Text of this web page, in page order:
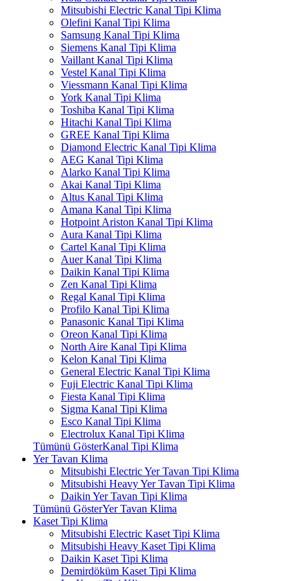
Mitsubishi Electric Kanal Tipi Klima
Olefini Kanal Tipi Klima
Samsung Kanal Tipi Klima
Siemens Kanal Tipi Klima
Vaillant Kanal Tipi Klima
Vestel Kanal Tipi Klima
Viessmann Kanal Tipi Klima
York Kanal Tipi Klima
Toshiba Kanal Tipi Klima
Hitachi Kanal Tipi Klima
GREE Kanal Tipi Klima
Diamond Electric Kanal Tipi Klima
AEG Kanal Tipi Klima
Alarko Kanal Tipi Klima
Akai Kanal Tipi Klima
Altus Kanal Tipi Klima
Amana Kanal Tipi Klima
Hotpoint Ariston Kanal Tipi Klima
Aura Kanal Tipi Klima
Cartel Kanal Tipi Klima
Auer Kanal Tipi Klima
Daikin Kanal Tipi Klima
Zen Kanal Tipi Klima
Regal Kanal Tipi Klima
Profilo Kanal Tipi Klima
Panasonic Kanal Tipi Klima
Oreon Kanal Tipi Klima
North Aire Kanal Tipi Klima
Kelon Kanal Tipi Klima
General Electric Kanal Tipi Klima
Fuji Electric Kanal Tipi Klima
Fiesta Kanal Tipi Klima
Sigma Kanal Tipi Klima
Esco Kanal Tipi Klima
Electrolux Kanal Tipi Klima
Tümünü GösterKanal Tipi Klima
Yer Tavan Klima
Mitsubishi Electric Yer Tavan Tipi Klima
Mitsubishi Heavy Yer Tavan Tipi Klima
Daikin Yer Tavan Tipi Klima
Tümünü GösterYer Tavan Klima
Kaset Tipi Klima
Mitsubishi Electric Kaset Tipi Klima
Mitsubishi Heavy Kaset Tipi Klima
Daikin Kaset Tipi Klima
Demirdöküm Kaset Tipi Klima